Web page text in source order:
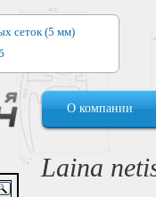
сеток (5 мм)
окон
окон
О компании
Laina